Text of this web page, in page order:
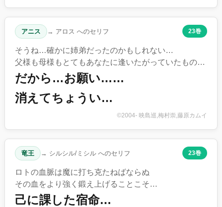
アニス → アロス へのセリフ 23巻
そうね…確かに姉弟だったのかもしれない…
父様も母様もとてもあなたに逢いたがっていたもの…
だから…お願い……
消えてちょうい…
©2004- 映島巡,梅村崇,藤原カムイ
竜王 → シルシル/ミシル へのセリフ 23巻
ロトの血脈は魔に打ち克たねばならぬ
その血をより強く鍛え上げることこそ…
己に課した宿命…